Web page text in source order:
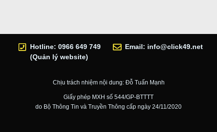
Hotline: 0966 649 749
(Quản lý website)
Email: info@click49.net
Chịu trách nhiệm nội dung: Đỗ Tuấn Mạnh
Giấy phép MXH số 544/GP-BTTTT
do Bộ Thông Tin và Truyền Thông cấp ngày 24/11/2020